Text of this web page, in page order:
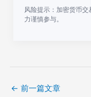
风险提示：加密货币
力谨慎参与。
← 前一篇文章